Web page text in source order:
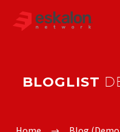
BLOGLIST